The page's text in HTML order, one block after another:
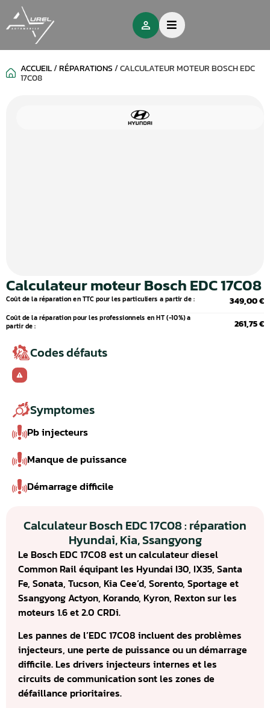
ACCUEIL/RÉPARATIONS/CALCULATEUR MOTEUR BOSCH EDC
17C08
Calculateur moteur Bosch EDC 17C08
Coût de la réparation en TTC pour les particuliers a partir de : 349,00 €
Coût de la réparation pour les professionnels en HT (-10%) a
partir de :
261,75 €
Codes défauts
Symptomes
Pb injecteurs
Manque de puissance
Démarrage difficile
Calculateur Bosch EDC 17C08 : réparation
Hyundai, Kia, Ssangyong
Le Bosch EDC 17C08 est un calculateur diesel
Common Rail équipant les Hyundai I30, IX35, Santa
Fe, Sonata, Tucson, Kia Cee’d, Sorento, Sportage et
Ssangyong Actyon, Korando, Kyron, Rexton sur les
moteurs 1.6 et 2.0 CRDi.
Les pannes de l’EDC 17C08 incluent des problèmes
injecteurs, une perte de puissance ou un démarrage
difficile. Les drivers injecteurs internes et les
circuits de communication sont les zones de
défaillance prioritaires.